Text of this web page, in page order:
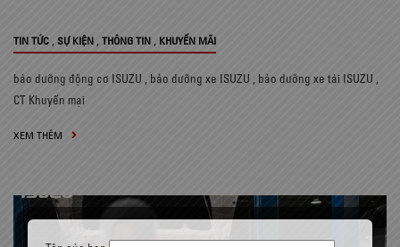
TIN TỨC , SỰ KIỆN , THÔNG TIN , KHUYẾN MÃI
bảo dưỡng động cơ ISUZU , bảo dưỡng xe ISUZU , bảo dưỡng xe tải ISUZU ,
CT Khuyến mại
XEM THÊM